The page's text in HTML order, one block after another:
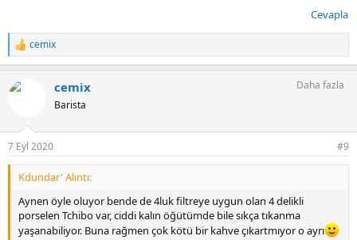
Cevapla
T
e
k
cemix
cemix
Barista
Daha fazla
7 Eyl 2020 #9
Kdundar' Alıntı:
Aynen öyle oluyor bende de 4luk filtreye uygun olan 4 delikli
porselen Tchibo var, ciddi kalın öğütümde bile sıkça tıkanma
yaşanabiliyor. Buna rağmen çok kötü bir kahve çıkartmıyor o ayrı